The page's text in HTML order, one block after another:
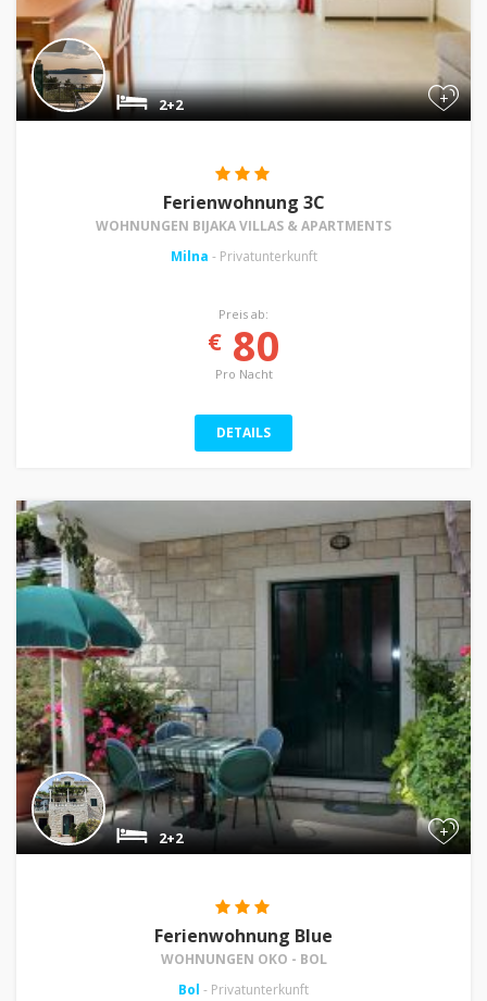
+
2+2
Ferienwohnung 3C
WOHNUNGEN BIJAKA VILLAS & APARTMENTS
Milna - Privatunterkunft
Preis ab:
€80
Pro Nacht
DETAILS
+
2+2
Ferienwohnung Blue
WOHNUNGEN OKO - BOL
Bol - Privatunterkunft